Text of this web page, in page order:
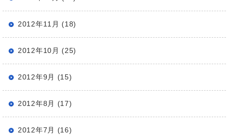
2012年11月 (18)
2012年10月 (25)
2012年9月 (15)
2012年8月 (17)
2012年7月 (16)